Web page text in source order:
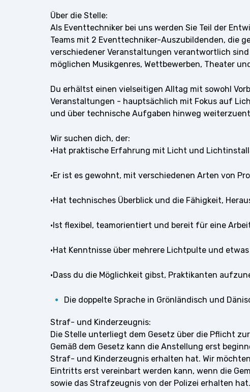
Über die Stelle:
Als Eventtechniker bei uns werden Sie Teil der
Teams mit 2 Eventtechniker-Auszubildenden, die
verschiedener Veranstaltungen verantwortlich
möglichen Musikgenres, Wettbewerben, Theater
Du erhältst einen vielseitigen Alltag mit sowohl
Veranstaltungen - hauptsächlich mit Fokus auf
und über technische Aufgaben hinweg
Wir suchen dich, der:
·Hat praktische Erfahrung mit Licht und
·Er ist es gewohnt, mit verschiedenen Arten von
·Hat technisches Überblick und die Fähigkeit,
·Ist flexibel, teamorientiert und bereit für eine
·Hat Kenntnisse über mehrere Lichtpulte und
·Dass du die Möglichkeit gibst, Praktikanten
Die doppelte Sprache in Grönländisch und
Straf- und Kinderzeugnis:
Die Stelle unterliegt dem Gesetz über die Pflicht
Gemäß dem Gesetz kann die Anstellung erst
Straf- und Kinderzeugnis erhalten hat. Wir
Eintritts erst vereinbart werden kann, wenn die
sowie das Strafzeugnis von der Polizei erhalten hat.